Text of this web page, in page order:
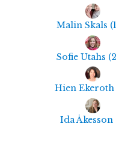
Malin Skals (
Sofie Utahs (
Hien Ekeroth
Ida Åkesson